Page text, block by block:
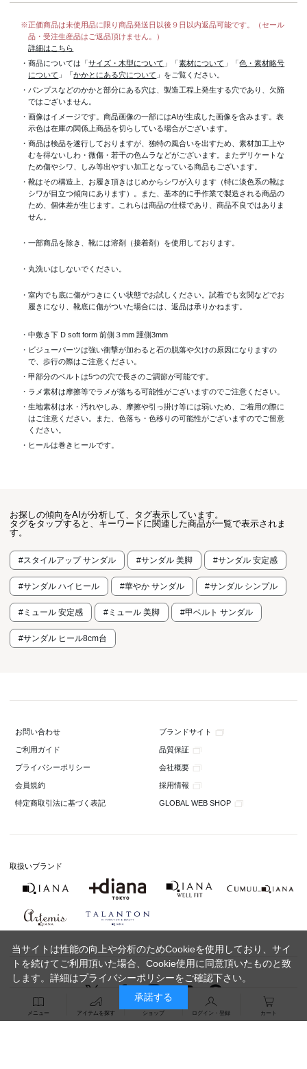
※正価商品は未使用品に限り商品発送日以後９日以内返品可能です。（セール
品・受注生産品はご返品頂けません。）
詳細はこちら
・商品については「サイズ・木型について 」「素材について 」「色・素材略号
について 」「かかとにある穴について 」をご覧ください。
・パンプスなどのかかと部分にある穴は、製造工程上発生する穴であり、欠陥
ではございません。
・画像はイメージです。商品画像の一部にはAIが生成した画像を含みます。表
示色は在庫の関係上商品を切らしている場合がございます。
・商品は検品を遂行しておりますが、独特の風合いを出すため、素材加工上
むを得ないしわ・微傷・若干の色ムラなどがございます。またデリケートな
ため傷やシワ、しみ等出やすい加工となっている商品もございます。
・靴はその構造上、お履き頂きはじめからシワが入ります（特に淡色系の靴は
シワが目立つ傾向にあります）。また、基本的に手作業で製造される商品の
ため、個体差が生じます。これらは商品の仕様であり、商品不良ではありま
せん。
・一部商品を除き、靴には溶剤（接着剤）を使用しております。
・丸洗いはしないでください。
・室内でも底に傷がつきにくい状態でお試しください。試着でも玄関などでお
履きになり、靴底に傷がついた場合には、返品は承りかねます。
・中敷き下 D soft form 前側３mm 踵側3mm
・ビジューパーツは強い衝撃が加わると石の脱落や欠けの原因になりますの
で、歩行の際はご注意ください。
・甲部分のベルトは5つの穴で長さのご調節が可能です。
・ラメ素材は摩擦等でラメが落ちる可能性がございますのでご注意ください。
・生地素材は水・汚れやしみ、摩擦や引っ掛け等には弱いため、ご着用の際に
はご注意ください。また、色落ち・色移りの可能性がございますのでご留意
ください。
・ヒールは巻きヒールです。
お探しの傾向をAIが分析して、タグ表示しています。
タグをタップすると、キーワードに関連した商品が一覧で表示されま
す。
#スタイルアップ サンダル #サンダル 美脚 #サンダル 安定感
#サンダル ハイヒール #華やか サンダル #サンダル シンプル
#ミュール 安定感 #ミュール 美脚 #甲ベルト サンダル
#サンダル ヒール8cm台
お問い合わせ ブランドサイト
ご利用ガイド 品質保証
プライバシーポリシー 会社概要
会員規約 採用情報
特定商取引法に基づく表記 GLOBAL WEB SHOP
取扱いブランド
メニュー アイテムを探す ショップ ログイン・登録 カート
当サイトは性能の向上や分析のためCookieを使用しており、サイ
トを続けてご利用頂いた場合、Cookie使用に同意頂いたものと致
します。詳細はプライバシーポリシーをご確認下さい。
承諾する